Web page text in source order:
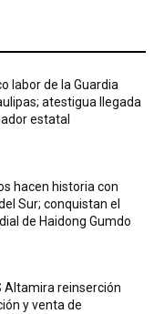
labor de la Guardia
atestigua llegada
estatal
hacen historia con
Sur; conquistan el
de Haidong Gumdo
Altamira reinserción
y venta de